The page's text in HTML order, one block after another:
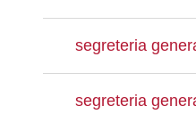
segreteria
segreteria